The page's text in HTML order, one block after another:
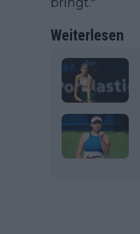
Weiterlesen